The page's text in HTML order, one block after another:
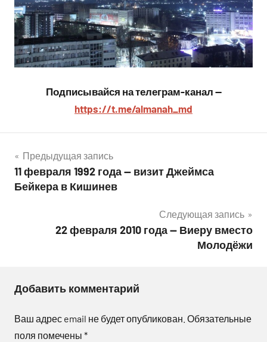
Подписывайся на телеграм-канал —
https://t.me/almanah_md
Навигация
по
Предыдущая запись
11 февраля 1992 года — визит Джеймса
Бейкера в Кишинев
Следующая запись
22 февраля 2010 года — Виеру вместо
Молодёжи
Добавить комментарий
Ваш адрес email не будет опубликован. Обязательные
поля помечены *